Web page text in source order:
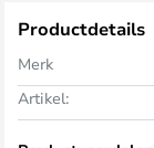
Productdetails
Merk
Artikel: